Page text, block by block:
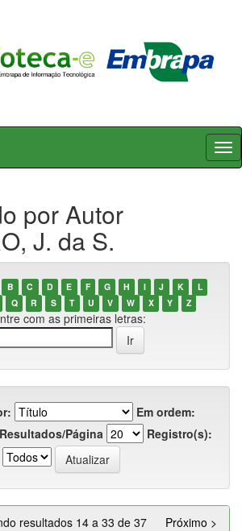
por Autor
J. da S.
B C D E F G H I J K
L
Q R S T U V W X Y Z
com as primeiras letras:
Em ordem:
Resultados/Página
Registro(s):
resultados 14 a 33 de 37
Próximo >